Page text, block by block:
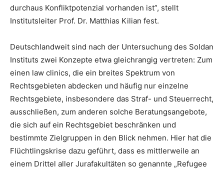
durchaus Konfliktpotenzial vorhanden ist”, stellt
Institutsleiter Prof. Dr. Matthias Kilian fest.
Deutschlandweit sind nach der Untersuchung des Soldan
Instituts zwei Konzepte etwa gleichrangig vertreten: Zum
einen law clinics, die ein breites Spektrum von
Rechtsgebieten abdecken und häufig nur einzelne
Rechtsgebiete, insbesondere das Straf- und Steuerrecht,
ausschließen, zum anderen solche Beratungsangebote,
die sich auf ein Rechtsgebiet beschränken und
bestimmte Zielgruppen in den Blick nehmen. Hier hat die
Flüchtlingskrise dazu geführt, dass es mittlerweile an
einem Drittel aller Jurafakultäten so genannte „Refugee